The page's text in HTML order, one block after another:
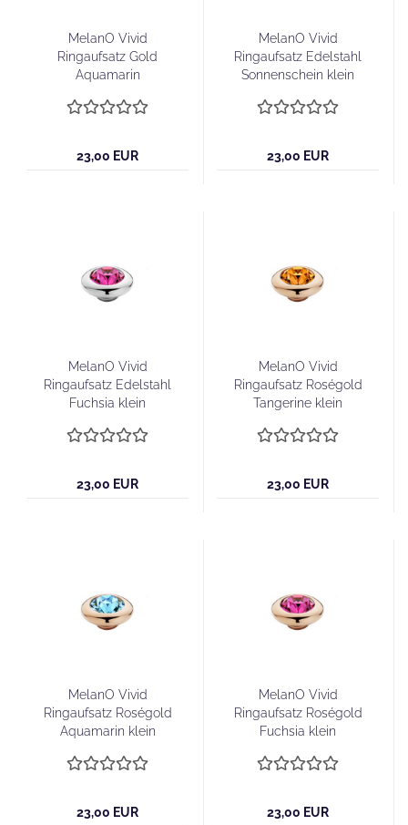
MelanO Vivid
Ringaufsatz Gold
Aquamarin
23,00 EUR
MelanO Vivid
Ringaufsatz Edelstahl
Sonnenschein klein
23,00 EUR
MelanO Vivid
Ringaufsatz Edelstahl
Fuchsia klein
23,00 EUR
MelanO Vivid
Ringaufsatz Roségold
Tangerine klein
23,00 EUR
MelanO Vivid
Ringaufsatz Roségold
Aquamarin klein
23,00 EUR
MelanO Vivid
Ringaufsatz Roségold
Fuchsia klein
23,00 EUR